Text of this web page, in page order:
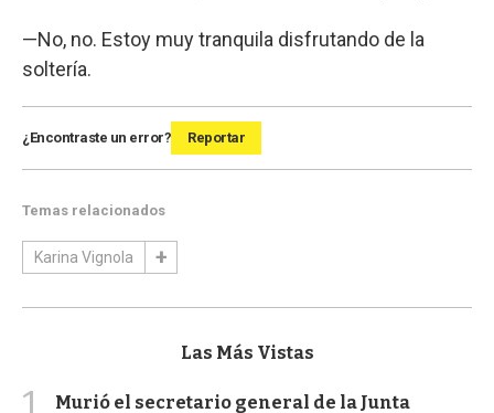
—No, no. Estoy muy tranquila disfrutando de la
soltería.
¿Encontraste un error? Reportar
Temas relacionados
Karina Vignola
Las Más Vistas
Murió el secretario general de la Junta